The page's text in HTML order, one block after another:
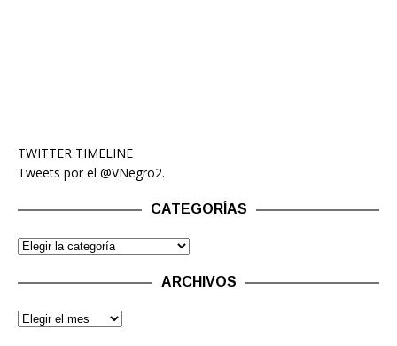
TWITTER TIMELINE
Tweets por el @VNegro2.
CATEGORÍAS
ARCHIVOS